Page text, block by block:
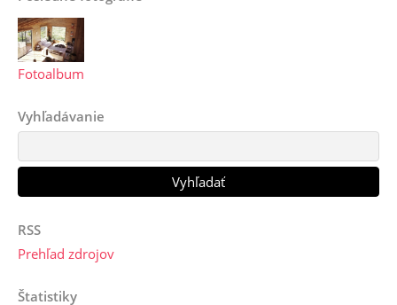
Fotoalbum
Vyhľadávanie
RSS
Prehľad zdrojov
Štatistiky